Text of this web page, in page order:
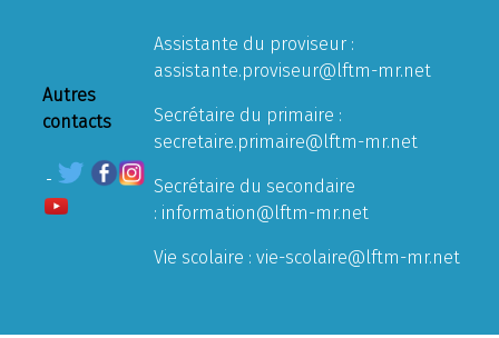
Autres
contacts
Assistante du proviseur :
assistante.proviseur@lftm-mr.net
Secrétaire du primaire :
secretaire.primaire@lftm-mr.net
Secrétaire du secondaire
: information@lftm-mr.net
Vie scolaire : vie-scolaire@lftm-mr.net